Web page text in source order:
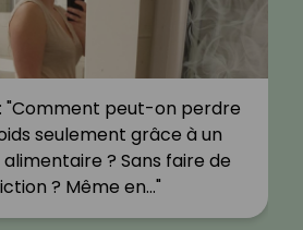
"Comment peut-on perdre
seulement grâce à un
? Sans faire de
? Même en…"